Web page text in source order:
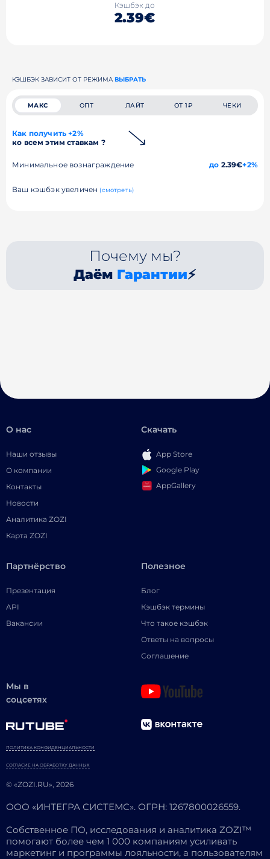
Кэшбэк до
2.39€
КЭШБЭК ЗАВИСИТ ОТ РЕЖИМА ВЫБРАТЬ
МАКС ОПТ ЛАЙТ ОТ 1₽ ЧЕКИ
Как получить +2%
ко всем этим ставкам ?
Минимальное вознаграждение до 2.39€+2%
Ваш кэшбэк увеличен (смотреть)
Почему мы?
Даём Гарантии⚡
О нас
Наши отзывы
О компании
Контакты
Новости
Аналитика ZOZI
Карта ZOZI
Скачать
App Store
Google Play
AppGallery
Партнёрство
Презентация
API
Вакансии
Полезное
Блог
Кэшбэк термины
Что такое кэшбэк
Ответы на вопросы
Соглашение
Мы в
соцсетях
© «ZOZI.RU», 2026
ПОЛИТИКА КОНФИДЕНЦИАЛЬНОСТИ
СОГЛАСИЕ НА ОБРАБОТКУ ДАННЫХ
ООО «ИНТЕГРА СИСТЕМС». ОГРН: 1267800026559.
Собственное ПО, исследования и аналитика ZOZI™
помогают более чем 1 000 компаниям усиливать
маркетинг и программы лояльности, а пользователям